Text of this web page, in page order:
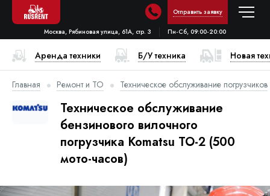
Отправить заявку
Москва, Рябиновая улица, 61А, стр. 3 Пн-Сб, 09:00-20:00
Аренда техники Б/У техника Новая
Главная Ремонт и ТО Техническое обслуживание погрузчиков
Техническое обслуживание
бензинового вилочного
погрузчика Komatsu ТО-2 (500
мото-часов)